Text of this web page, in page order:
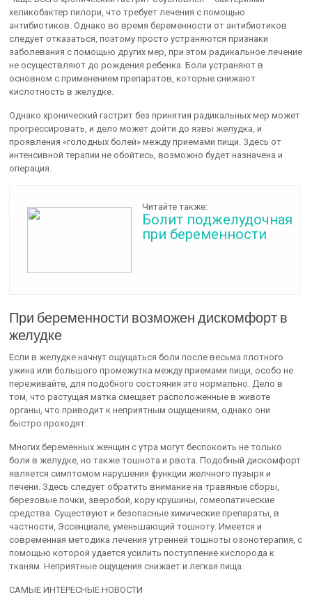
хеликобактер пилори, что требует лечения с помощью
антибиотиков. Однако во время беременности от антибиотиков
следует отказаться, поэтому просто устраняются признаки
заболевания с помощью других мер, при этом радикальное лечение
не осуществляют до рождения ребенка. Боли устраняют в
основном с применением препаратов, которые снижают
кислотность в желудке.
Однако хронический гастрит без принятия радикальных мер может
прогрессировать, и дело может дойти до язвы желудка, и
проявления «голодных болей» между приемами пищи. Здесь от
интенсивной терапии не обойтись, возможно будет назначена и
операция.
Читайте также:
Болит поджелудочная
при беременности
При беременности возможен дискомфорт в
желудке
Если в желудке начнут ощущаться боли после весьма плотного
ужина или большого промежутка между приемами пищи, особо не
переживайте, для подобного состояния это нормально. Дело в
том, что растущая матка смещает расположенные в животе
органы, что приводит к неприятным ощущениям, однако они
быстро проходят.
Многих беременных женщин с утра могут беспокоить не только
боли в желудке, но также тошнота и рвота. Подобный дискомфорт
является симптомом нарушения функции желчного пузыря и
печени. Здесь следует обратить внимание на травяные сборы,
березовые почки, зверобой, кору крушины, гомеопатические
средства. Существуют и безопасные химические препараты, в
частности, Эссенциале, уменьшающий тошноту. Имеется и
современная методика лечения утренней тошноты озонотерапия, с
помощью которой удается усилить поступление кислорода к
тканям. Неприятные ощущения снижает и легкая пища.
САМЫЕ ИНТЕРЕСНЫЕ НОВОСТИ